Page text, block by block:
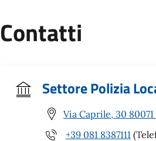
Contatti
Settore Polizia
Via Caprile, 30
+39 081 8387111